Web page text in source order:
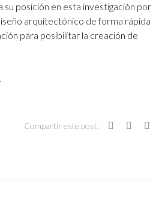
su posición en esta investigación por
arquitectónico de forma rápida
para posibilitar la creación de
.
Compartir este post: